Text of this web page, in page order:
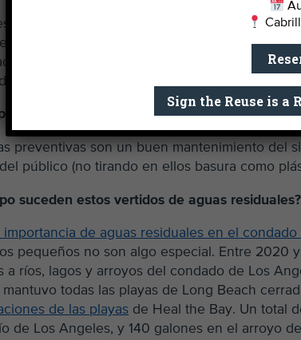
responsabilidad de la Ciudad de Los Angeles
hace un buen trabajo conteniendo y tratando
día – pero cuando se produce un vertido la
descubrir y arreglar la causa para prevenir
los vertidos de aguas residuales?
preventivas son un buen mantenimiento del
público (no tirando en ellos basura como
suceden estos vertidos de aguas residuales?
de aguas residuales en el
pequeños no son algo especial. Entre 2020
a ríos, lagos y arroyos del condado de Los
todas las playas de Long Beach
de las playas de Heal the Bay. Un total
de Los Angeles, y 140 galones en el arroyo
Sign the Reuse is a